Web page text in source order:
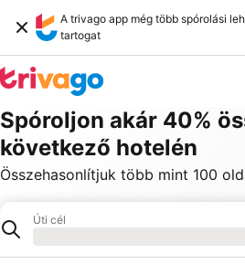
A trivago app még több spórolási
tartogat
Spóroljon akár 40%
következő hotelén
Összehasonlítjuk több mint 100
Hotel
Úti cél